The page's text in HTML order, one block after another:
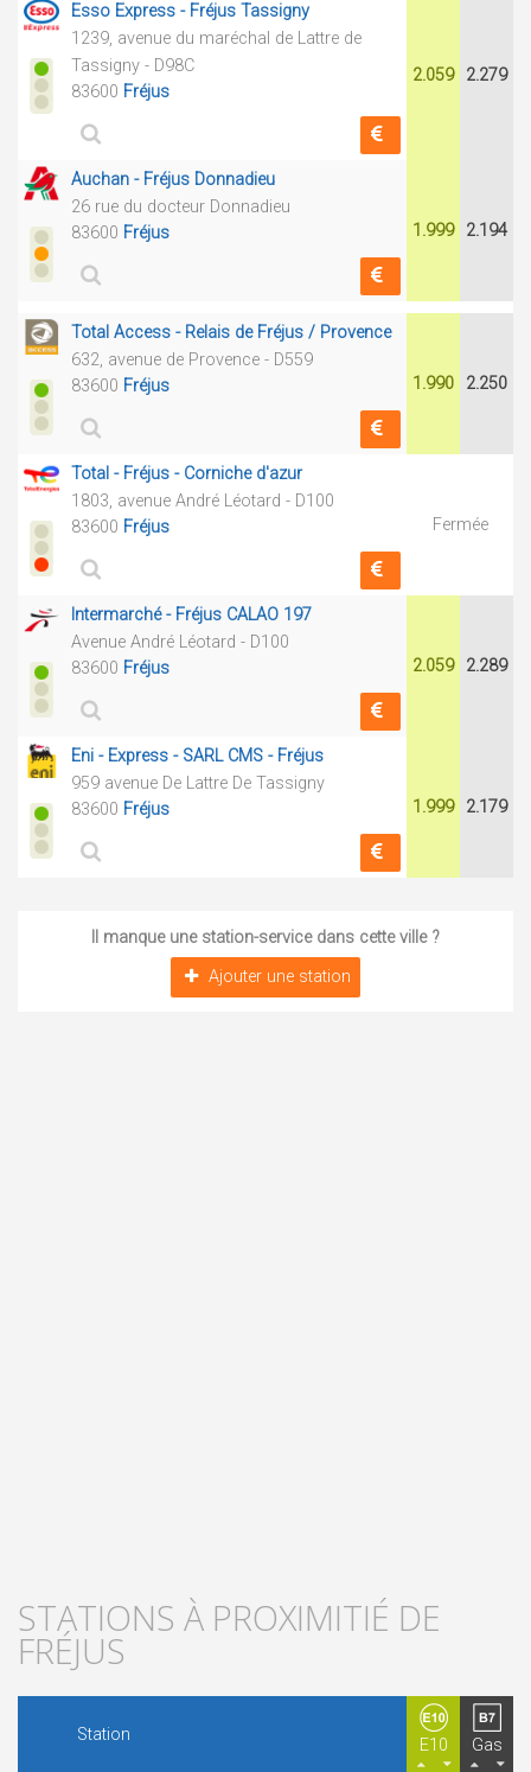
Esso Express - Fréjus Tassigny
1239, avenue du maréchal de Lattre de
Tassigny - D98C
83600 Fréjus
2.059 2.279
Auchan - Fréjus Donnadieu
26 rue du docteur Donnadieu
83600 Fréjus 1.999 2.194
Total Access - Relais de Fréjus / Provence
632, avenue de Provence - D559
83600 Fréjus 1.990 2.250
Total - Fréjus - Corniche d'azur
1803, avenue André Léotard - D100
83600 Fréjus Fermée
Intermarché - Fréjus CALAO 197
Avenue André Léotard - D100
83600 Fréjus 2.059 2.289
Eni - Express - SARL CMS - Fréjus
959 avenue De Lattre De Tassigny
83600 Fréjus 1.999 2.179
Il manque une station-service dans cette ville ?
Ajouter une station
STATIONS À PROXIMITIÉ DE
FRÉJUS
Station
E10 Gas